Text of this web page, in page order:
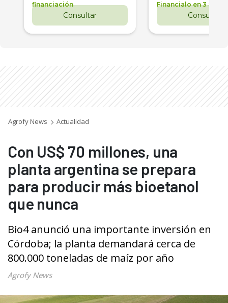
financiación
Consultar
Financialo en 3 años
Consultar
Agrofy News Actualidad
Con US$ 70 millones, una
planta argentina se prepara
para producir más bioetanol
que nunca
Bio4 anunció una importante inversión en
Córdoba; la planta demandará cerca de
800.000 toneladas de maíz por año
Agrofy News